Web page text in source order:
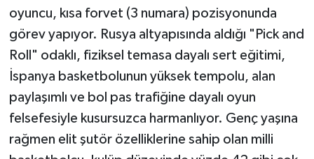
oyuncu, kısa forvet (3 numara) pozisyonunda
görev yapıyor. Rusya altyapısında aldığı "Pick and
Roll" odaklı, fiziksel temasa dayalı sert eğitimi,
İspanya basketbolunun yüksek tempolu, alan
paylaşımlı ve bol pas trafiğine dayalı oyun
felsefesiyle kusursuzca harmanlıyor. Genç yaşına
rağmen elit şutör özelliklerine sahip olan milli